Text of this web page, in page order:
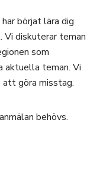
börjat lära dig
Vi diskuterar teman
som
aktuella teman. Vi
göra misstag.
behövs.